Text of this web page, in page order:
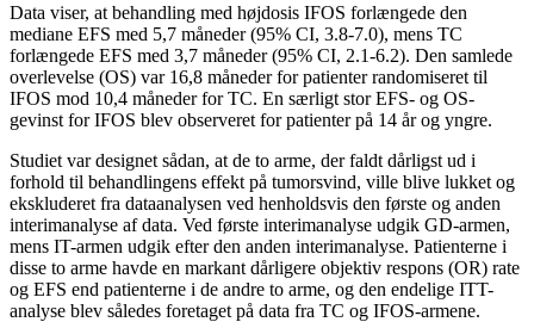
Data viser, at behandling med højdosis IFOS forlængede den
mediane EFS med 5,7 måneder (95% CI, 3.8-7.0), mens TC
forlængede EFS med 3,7 måneder (95% CI, 2.1-6.2). Den samlede
overlevelse (OS) var 16,8 måneder for patienter randomiseret til
IFOS mod 10,4 måneder for TC. En særligt stor EFS- og OS-
gevinst for IFOS blev observeret for patienter på 14 år og yngre.
Studiet var designet sådan, at de to arme, der faldt dårligst ud i
forhold til behandlingens effekt på tumorsvind, ville blive lukket og
ekskluderet fra dataanalysen ved henholdsvis den første og anden
interimanalyse af data. Ved første interimanalyse udgik GD-armen,
mens IT-armen udgik efter den anden interimanalyse. Patienterne i
disse to arme havde en markant dårligere objektiv respons (OR) rate
og EFS end patienterne i de andre to arme, og den endelige ITT-
analyse blev således foretaget på data fra TC og IFOS-armene.